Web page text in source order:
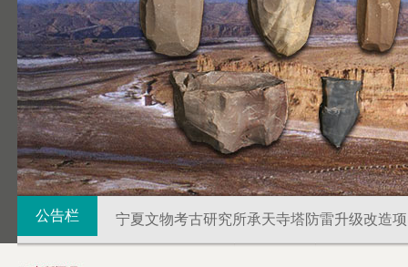
公告栏
讣 告
宁夏文物考古研究所承天寺塔防雷升级改造